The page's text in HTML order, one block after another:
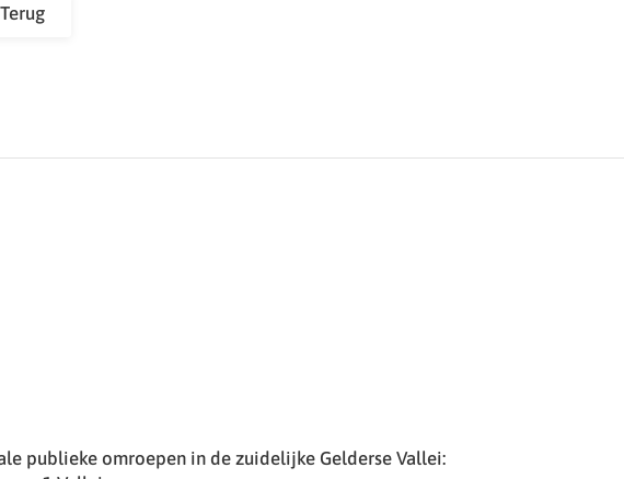
Terug
publieke omroepen in de zuidelijke Gelderse Vallei: